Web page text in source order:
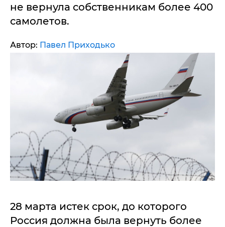
не вернула собственникам более 400
самолетов.
Автор: Павел Приходько
28 марта истек срок, до которого
Россия должна была вернуть более